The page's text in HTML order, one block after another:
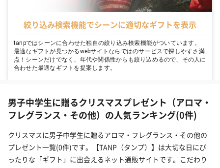
絞り込み検索機能でシーンに適切なギフトを表示
tanpではシーンに合わせた独自の絞り込み検索機能がついています。
最適なギフトが見つかるwebサイトならではのサービスで探しやすさ満
点！シーンだけでなく、年代や関係性からも絞り込めるので、その人に
合わせた最適なギフトを提案します。
男子中学生に贈るクリスマスプレゼント（アロマ・
フレグランス・その他）の人気ランキング(0件)
クリスマスに男子中学生に贈るアロマ・フレグランス・その他の
プレゼント一覧(0件)です。【TANP（タンプ）】は大切な日にぴ
ったりな「ギフト」に出会えるネット通販サイトです。こだわり